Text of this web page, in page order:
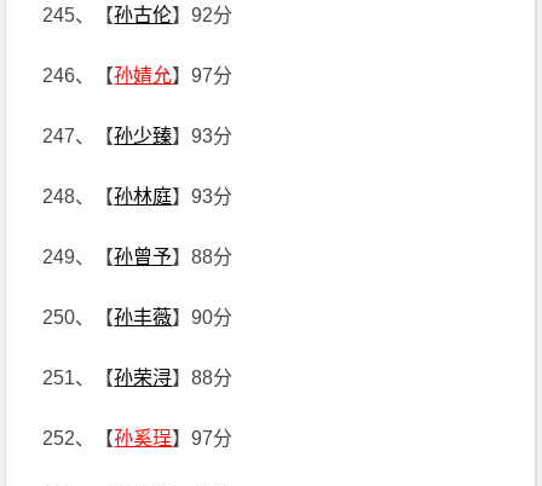
245、【孙古伦】92分
246、【孙婧允】97分
247、【孙少臻】93分
248、【孙林庭】93分
249、【孙曾予】88分
250、【孙丰薇】90分
251、【孙荣浔】88分
252、【孙奚珵】97分